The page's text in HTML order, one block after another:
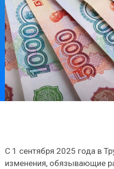
С 1 сентября 2025 года в
изменения, обязывающие